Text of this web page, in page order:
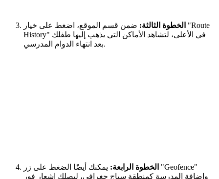
الخطوة الثالثة: ضمن قسم الموقع، اضغط على خيار "Route
History" في الأعلى، لتشاهد الأماكن التي يذهب إليها طفلك
بعد انتهاء الدوام المدرسي.
الخطوة الرابعة: يمكنك أيضًا الضغط على زر "Geofence"
وإضافة المدرسة كمنطقة سياج جغرافي، ليصلك إشعار فور